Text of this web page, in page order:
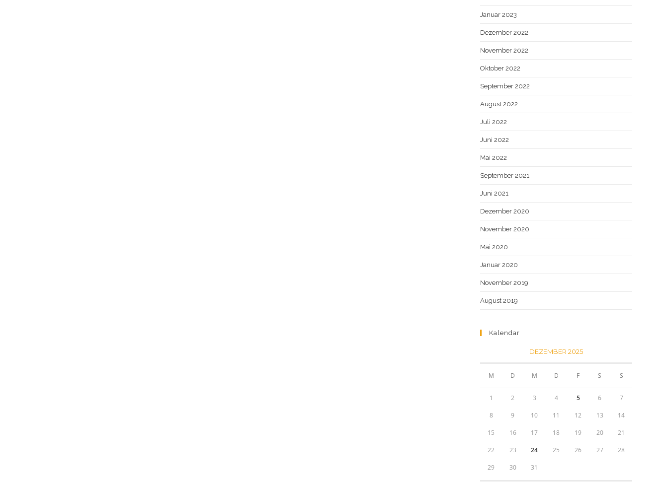
Januar 2023
Dezember 2022
November 2022
Oktober 2022
September 2022
August 2022
Juli 2022
Juni 2022
Mai 2022
September 2021
Juni 2021
Dezember 2020
November 2020
Mai 2020
Januar 2020
November 2019
August 2019
Kalendar
DEZEMBER 2025
M D M D F S S
1 2 3 4 5 6 7
8 9 10 11 12 13 14
15 16 17 18 19 20 21
22 23 24 25 26 27 28
29 30 31